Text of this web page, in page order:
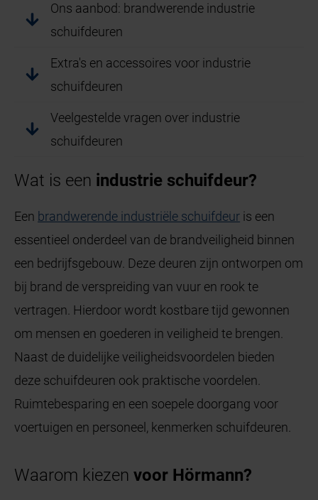
Ons aanbod: brandwerende industrie
schuifdeuren
Extra's en accessoires voor industrie
schuifdeuren
Veelgestelde vragen over industrie
schuifdeuren
Wat is een industrie schuifdeur?
Een brandwerende industriële schuifdeur is een
essentieel onderdeel van de brandveiligheid binnen
een bedrijfsgebouw. Deze deuren zijn ontworpen om
bij brand de verspreiding van vuur en rook te
vertragen. Hierdoor wordt kostbare tijd gewonnen
om mensen en goederen in veiligheid te brengen.
Naast de duidelijke veiligheidsvoordelen bieden
deze schuifdeuren ook praktische voordelen.
Ruimtebesparing en een soepele doorgang voor
voertuigen en personeel, kenmerken schuifdeuren.
Waarom kiezenvoor Hörmann?